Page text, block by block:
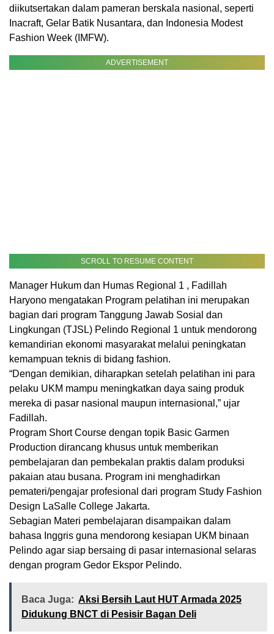
diikutsertakan dalam pameran berskala nasional, seperti
Inacraft, Gelar Batik Nusantara, dan Indonesia Modest
Fashion Week (IMFW).
ADVERTISEMENT
SCROLL TO RESUME CONTENT
Manager Hukum dan Humas Regional 1 , Fadillah
Haryono mengatakan Program pelatihan ini merupakan
bagian dari program Tanggung Jawab Sosial dan
Lingkungan (TJSL) Pelindo Regional 1 untuk mendorong
kemandirian ekonomi masyarakat melalui peningkatan
kemampuan teknis di bidang fashion.
“Dengan demikian, diharapkan setelah pelatihan ini para
pelaku UKM mampu meningkatkan daya saing produk
mereka di pasar nasional maupun internasional,” ujar
Fadillah.
Program Short Course dengan topik Basic Garmen
Production dirancang khusus untuk memberikan
pembelajaran dan pembekalan praktis dalam produksi
pakaian atau busana. Program ini menghadirkan
pemateri/pengajar profesional dari program Study Fashion
Design LaSalle College Jakarta.
Sebagian Materi pembelajaran disampaikan dalam
bahasa Inggris guna mendorong kesiapan UKM binaan
Pelindo agar siap bersaing di pasar internasional selaras
dengan program Gedor Ekspor Pelindo.
Baca Juga: Aksi Bersih Laut HUT Armada 2025
Didukung BNCT di Pesisir Bagan Deli